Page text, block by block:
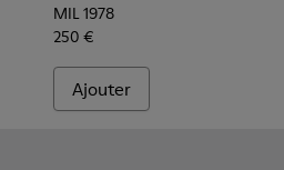
MIL 1978
250 €
Ajouter